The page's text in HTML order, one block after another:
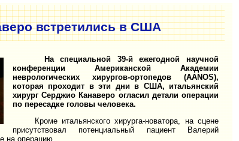
встретились в США
На специальной 39-й ежегодной научной
конференции Американской Академии
неврологических хирургов-ортопедов (AANOS),
которая проходит в эти дни в США, итальянский
хирург Серджио Канаверо огласил детали операции
по пересадке головы человека.
Кроме итальянского хирурга-новатора, на сцене
присутствовал потенциальный пациент Валерий
на операцию.